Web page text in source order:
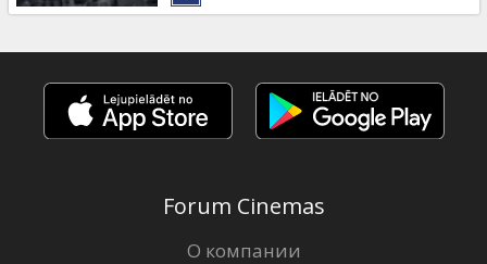
Forum Cinemas
О компании